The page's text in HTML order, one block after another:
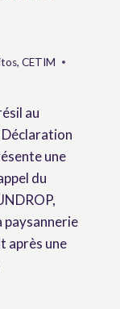
CETIM
au
Déclaration
une
du
paysannerie
après une